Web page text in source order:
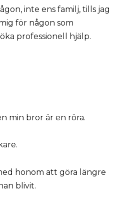
inte ens familj, tills jag
för någon som
professionell hjälp.
min bror är en röra.
honom att göra längre
blivit.